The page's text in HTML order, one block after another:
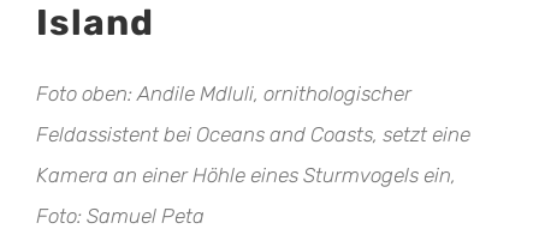
Island
Foto oben: Andile Mdluli, ornithologischer
Feldassistent bei Oceans and Coasts, setzt eine
Kamera an einer Höhle eines Sturmvogels ein,
Foto: Samuel Peta